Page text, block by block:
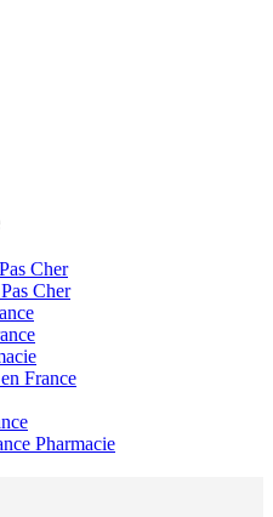
Cher
Cher
France
Pharmacie